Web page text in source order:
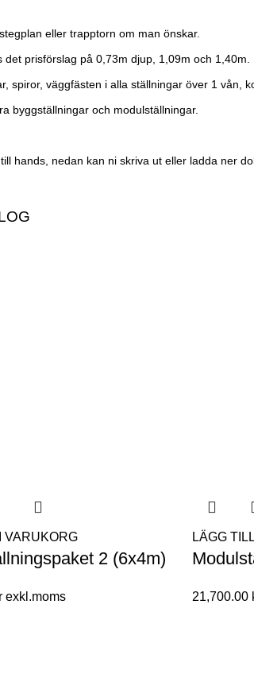
eller trapptorn om man önskar.
prisförslag på 0,73m djup, 1,09m och 1,40m.
spiror, väggfästen i alla ställningar över 1 vån,
byggställningar och modulställningar.
hands, nedan kan ni skriva ut eller ladda ner
VARUKORG
2 (6x4m)
LÄGG
21,700.00